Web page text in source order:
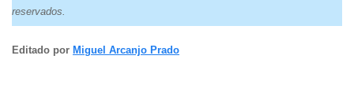
reservados.
Editado por Miguel Arcanjo Prado